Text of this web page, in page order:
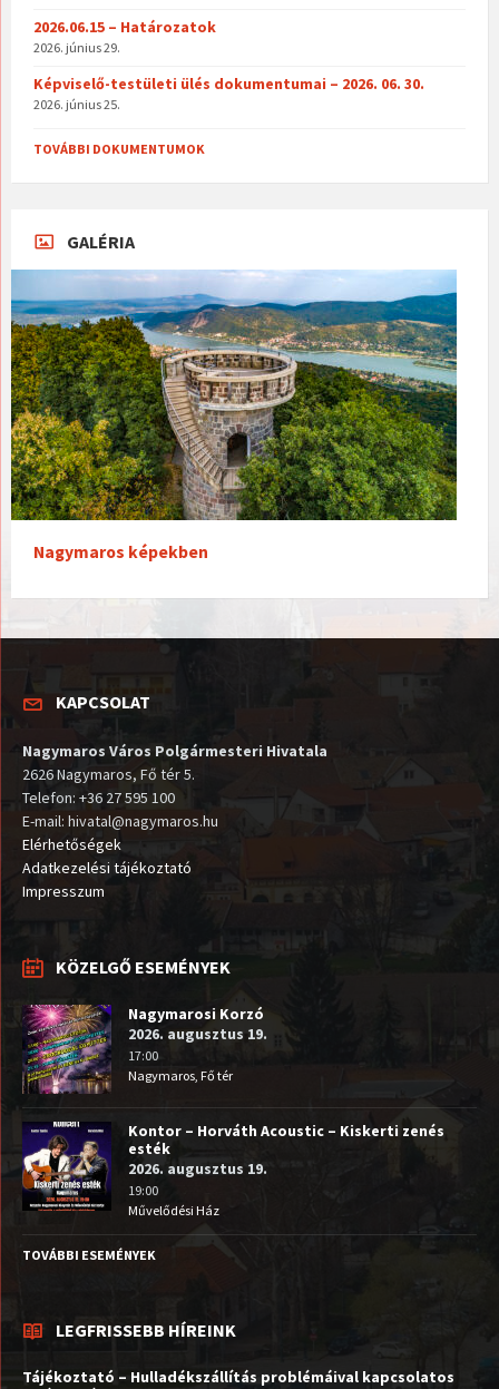
2026.06.15 – Határozatok
2026. június 29.
Képviselő-testületi ülés dokumentumai – 2026. 06. 30.
2026. június 25.
TOVÁBBI DOKUMENTUMOK
GALÉRIA
Nagymaros képekben
KAPCSOLAT
Nagymaros Város Polgármesteri Hivatala
2626 Nagymaros, Fő tér 5.
Telefon: +36 27 595 100
E-mail: hivatal@nagymaros.hu
Elérhetőségek
Adatkezelési tájékoztató
Impresszum
KÖZELGŐ ESEMÉNYEK
Nagymarosi Korzó
2026. augusztus 19.
17:00
Nagymaros, Fő tér
Kontor – Horváth Acoustic – Kiskerti zenés
esték
2026. augusztus 19.
19:00
Művelődési Ház
TOVÁBBI ESEMÉNYEK
LEGFRISSEBB HÍREINK
Tájékoztató – Hulladékszállítás problémáival kapcsolatos